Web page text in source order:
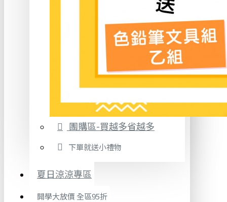
團購區-買越多省越多
下單就送小禮物
夏日涼涼專區
開學大放價 全區95折